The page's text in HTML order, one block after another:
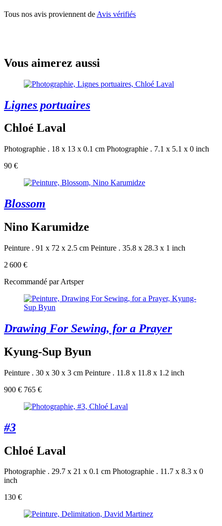
Tous nos avis proviennent de Avis vérifiés
Vous aimerez aussi
Lignes portuaires
Chloé Laval
Photographie . 18 x 13 x 0.1 cm Photographie . 7.1 x 5.1 x 0 inch
90 €
Blossom
Nino Karumidze
Peinture . 91 x 72 x 2.5 cm Peinture . 35.8 x 28.3 x 1 inch
2 600 €
Recommandé par Artsper
Drawing For Sewing, for a Prayer
Kyung-Sup Byun
Peinture . 30 x 30 x 3 cm Peinture . 11.8 x 11.8 x 1.2 inch
900 € 765 €
#3
Chloé Laval
Photographie . 29.7 x 21 x 0.1 cm Photographie . 11.7 x 8.3 x 0
inch
130 €